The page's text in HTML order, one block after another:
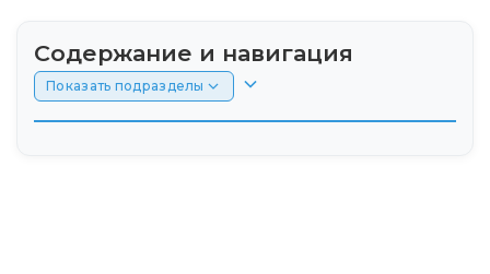
Содержание и навигация
Показать подразделы